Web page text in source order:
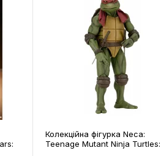
Колекційна фігурка Neca:
Teenage Mutant Ninja Turtles: